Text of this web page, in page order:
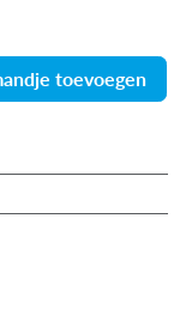
toevoegen